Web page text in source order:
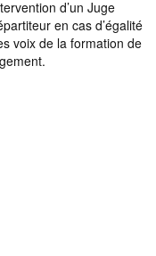
d’un Juge
en cas d’égalité
voix de la formation de